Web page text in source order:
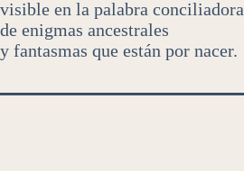
visible en la palabra conciliadora
de enigmas ancestrales
y fantasmas que están por nacer.